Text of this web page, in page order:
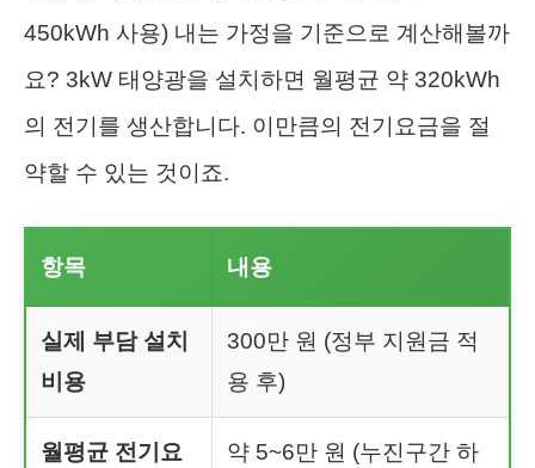
450kWh 사용) 내는 가정을 기준으로 계산해볼까
요? 3kW 태양광을 설치하면 월평균 약 320kWh
의 전기를 생산합니다. 이만큼의 전기요금을 절
약할 수 있는 것이죠.
항목 내용
실제 부담 설치
비용
300만 원 (정부 지원금 적
용 후)
월평균 전기요
약 5~6만 원 (누진구간 하